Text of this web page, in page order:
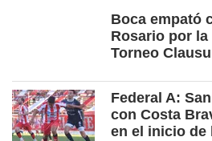
Boca empató
Rosario por la
Torneo
Federal A:
con Costa
en el inicio de